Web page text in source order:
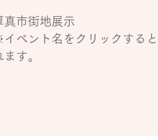
真市街地展示
ベント名をクリックする